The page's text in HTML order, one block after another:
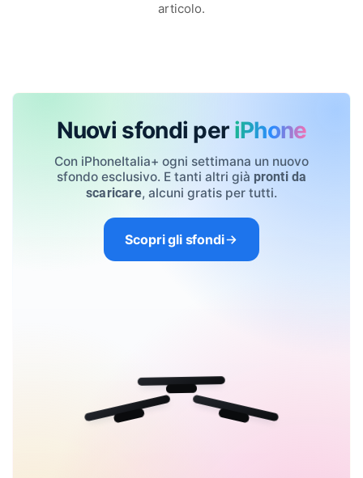
articolo.
Nuovi sfondi per iPhone
Con iPhoneItalia+ ogni settimana un nuovo
sfondo esclusivo. E tanti altri già pronti da
scaricare, alcuni gratis per tutti.
Scopri gli sfondi